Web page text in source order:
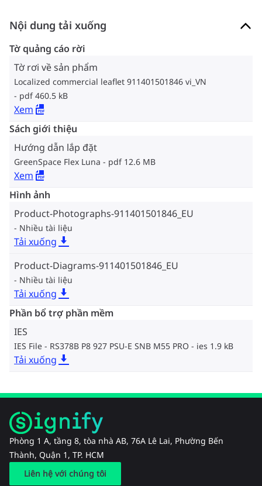
Nội dung tải xuống
Tờ quảng cáo rời
Tờ rơi về sản phẩm
Localized commercial leaflet 911401501846 vi_VN
pdf 460.5 kB
Xem
Sách giới thiệu
Hướng dẫn lắp đặt
GreenSpace Flex Luna pdf 12.6 MB
Xem
Hình ảnh
Product-Photographs-911401501846_EU
Nhiều tài liệu
Tải xuống
Product-Diagrams-911401501846_EU
Nhiều tài liệu
Tải xuống
Phần bổ trợ phần mềm
IES
IES File - RS378B P8 927 PSU-E SNB M55 PRO ies 1.9 kB
Tải xuống
Phòng 1 A, tầng 8, tòa nhà AB, 76A Lê Lai, Phường Bến
Thành, Quận 1, TP. HCM
Liên hệ với chúng tôi